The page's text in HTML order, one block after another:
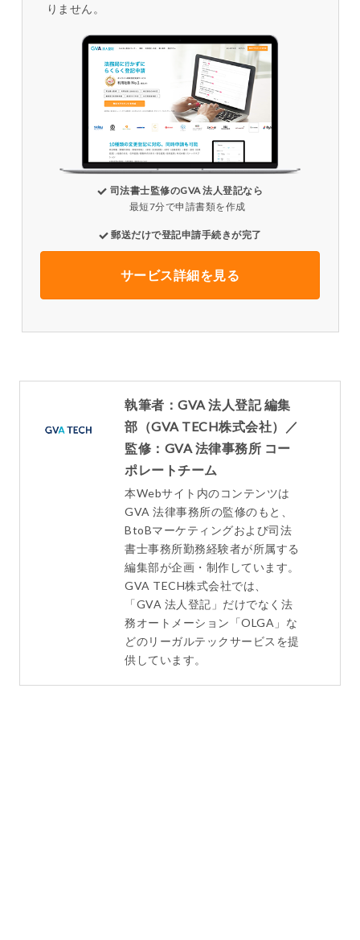
りません。
司法書士監修のGVA 法人登記なら
最短7分で申請書類を作成
郵送だけで登記申請手続きが完了
サービス詳細を見る
執筆者：GVA 法人登記 編集
部（GVA TECH株式会社）／
監修：GVA 法律事務所 コー
ポレートチーム
本Webサイト内のコンテンツは
GVA 法律事務所の監修のもと、
BtoBマーケティングおよび司法
書士事務所勤務経験者が所属する
編集部が企画・制作しています。
GVA TECH株式会社では、
「GVA 法人登記」だけでなく法
務オートメーション「OLGA」な
どのリーガルテックサービスを提
供しています。